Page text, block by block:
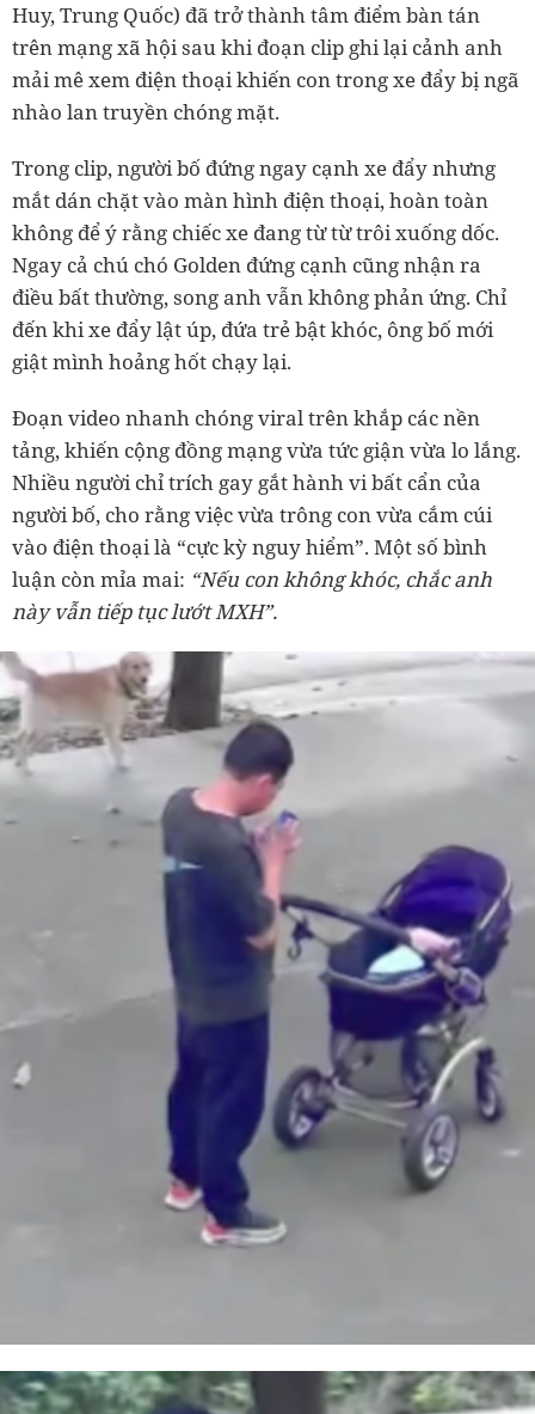
Huy, Trung Quốc) đã trở thành tâm điểm bàn tán
trên mạng xã hội sau khi đoạn clip ghi lại cảnh anh
mải mê xem điện thoại khiến con trong xe đẩy bị ngã
nhào lan truyền chóng mặt.
Trong clip, người bố đứng ngay cạnh xe đẩy nhưng
mắt dán chặt vào màn hình điện thoại, hoàn toàn
không để ý rằng chiếc xe đang từ từ trôi xuống dốc.
Ngay cả chú chó Golden đứng cạnh cũng nhận ra
điều bất thường, song anh vẫn không phản ứng. Chỉ
đến khi xe đẩy lật úp, đứa trẻ bật khóc, ông bố mới
giật mình hoảng hốt chạy lại.
Đoạn video nhanh chóng viral trên khắp các nền
tảng, khiến cộng đồng mạng vừa tức giận vừa lo lắng.
Nhiều người chỉ trích gay gắt hành vi bất cẩn của
người bố, cho rằng việc vừa trông con vừa cắm cúi
vào điện thoại là “cực kỳ nguy hiểm”. Một số bình
luận còn mỉa mai: “Nếu con không khóc, chắc anh
này vẫn tiếp tục lướt MXH”.